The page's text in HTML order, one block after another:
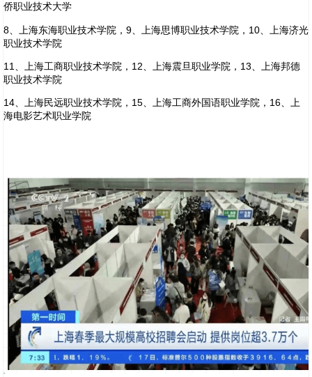
侨职业技术大学
8、上海东海职业技术学院，9、上海思博职业技术学院，10、上海济光
职业技术学院
11
、上海工商职业技术学院，12、上海震旦职业学院，13、上海邦德
职业技术学院
14、上海民远职业技术学院，15、上海工商外国语职业学院，16、上
海电影艺术职业学院